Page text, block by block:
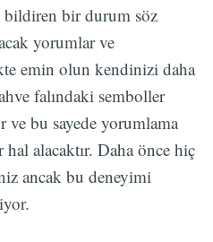
bir durum söz
yorumlar ve
emin olun kendinizi daha
falındaki semboller
ve bu sayede yorumlama
alacaktır. Daha önce hiç
ancak bu deneyimi